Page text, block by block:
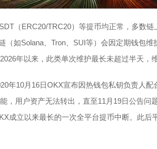
（ERC20/TRC20）等提币均正常，多数
（如Solana、Tron、SUI等）会因定期钱包
年以来，此类单次维护最长未超过半天，
年10月16日OKX宣布因热钱包私钥负责人
，用户资产无法转出，直至11月19日公告问
成立以来最长的一次全平台提币中断。此后